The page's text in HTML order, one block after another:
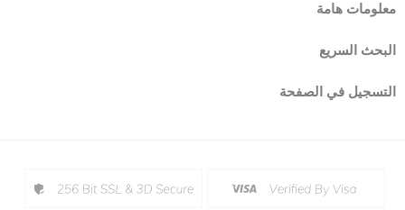
معلومات هامة
البحث السريع
التسجيل في الصفحة